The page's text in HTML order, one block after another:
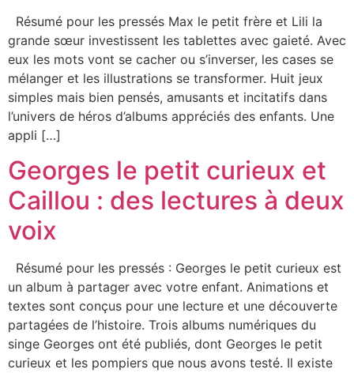
Résumé pour les pressés Max le petit frère et Lili la
grande sœur investissent les tablettes avec gaieté. Avec
eux les mots vont se cacher ou s’inverser, les cases se
mélanger et les illustrations se transformer. Huit jeux
simples mais bien pensés, amusants et incitatifs dans
l’univers de héros d’albums appréciés des enfants. Une
appli […]
Georges le petit curieux et
Caillou : des lectures à deux
voix
Résumé pour les pressés : Georges le petit curieux est
un album à partager avec votre enfant. Animations et
textes sont conçus pour une lecture et une découverte
partagées de l’histoire. Trois albums numériques du
singe Georges ont été publiés, dont Georges le petit
curieux et les pompiers que nous avons testé. Il existe